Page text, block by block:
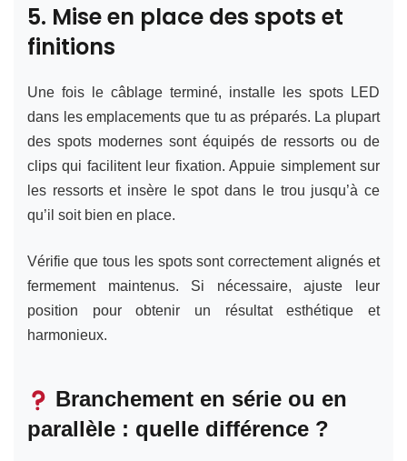
5. Mise en place des spots et
finitions
Une fois le câblage terminé, installe les spots LED
dans les emplacements que tu as préparés. La plupart
des spots modernes sont équipés de ressorts ou de
clips qui facilitent leur fixation. Appuie simplement sur
les ressorts et insère le spot dans le trou jusqu’à ce
qu’il soit bien en place.
Vérifie que tous les spots sont correctement alignés et
fermement maintenus. Si nécessaire, ajuste leur
position pour obtenir un résultat esthétique et
harmonieux.
Branchement en série ou en
parallèle : quelle différence ?